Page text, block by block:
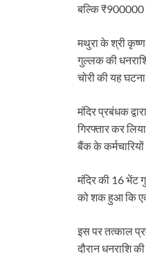
बल्कि ₹900000
मथुरा के श्री कृष्ण
गुल्लक की
चोरी की यह
मंदिर प्रबंधक
गिरफ्तार कर
बैंक के कर्मचारियों
मंदिर की 16 भेंट
को शक हुआ कि
इस पर तत्काल
दौरान धनराशि